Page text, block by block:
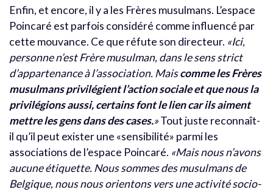
Enfin, et encore, il y a les Frères musulmans. L’espace
Poincaré est parfois considéré comme influencé par
cette mouvance. Ce que réfute son directeur. «Ici,
personne n’est Frère musulman, dans le sens strict
d’appartenance à l’association. Maiscomme les Frères
musulmans privilégient l’action sociale et que nous la
privilégions aussi, certains font le lien car ils aiment
mettre les gens dans des cases.»Tout juste reconnaît-
il qu’il peut exister une «sensibilité» parmi les
associations de l’espace Poincaré. «Mais nous n’avons
aucune étiquette. Nous sommes des musulmans de
Belgique, nous nous orientons vers une activité socio-